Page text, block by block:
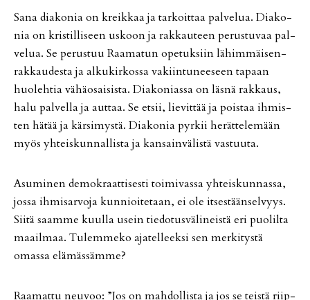
Sana di­a­ko­nia on kreik­kaa ja tar­koit­taa pal­ve­lua. Di­a­ko­
nia on kris­til­li­seen us­koon ja rak­kau­teen pe­rus­tu­vaa pal­
ve­lua. Se pe­rus­tuu Raa­ma­tun ope­tuk­siin lä­him­mäi­sen­
rak­kau­des­ta ja al­ku­kir­kos­sa va­kiin­tu­nee­seen ta­paan
huo­leh­tia vä­hä­o­sai­sis­ta. Di­a­ko­ni­as­sa on läs­nä rak­kaus,
halu pal­vel­la ja aut­taa. Se et­sii, lie­vit­tää ja pois­taa ih­mis­
ten hä­tää ja kär­si­mys­tä. Di­a­ko­nia pyr­kii he­rät­te­le­mään
myös yh­teis­kun­nal­lis­ta ja kan­sain­vä­lis­tä vas­tuu­ta.
Asu­mi­nen de­mok­raat­ti­ses­ti toi­mi­vas­sa yh­teis­kun­nas­sa,
jos­sa ih­mi­sar­vo­ja kun­ni­oi­te­taan, ei ole it­ses­tään­sel­vyys.
Sii­tä saam­me kuul­la usein tie­do­tus­vä­li­neis­tä eri puo­lil­ta
maa­il­maa. Tu­lem­me­ko aja­tel­leek­si sen mer­ki­tys­tä
omas­sa elä­mäs­säm­me?
Raa­mat­tu neu­voo: ”Jos on mah­dol­lis­ta ja jos se teis­tä riip­